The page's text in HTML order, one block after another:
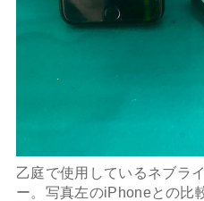
乙庭で使用しているネブラ
ー。写真左のiPhoneとの比